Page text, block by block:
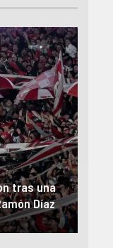
Central y